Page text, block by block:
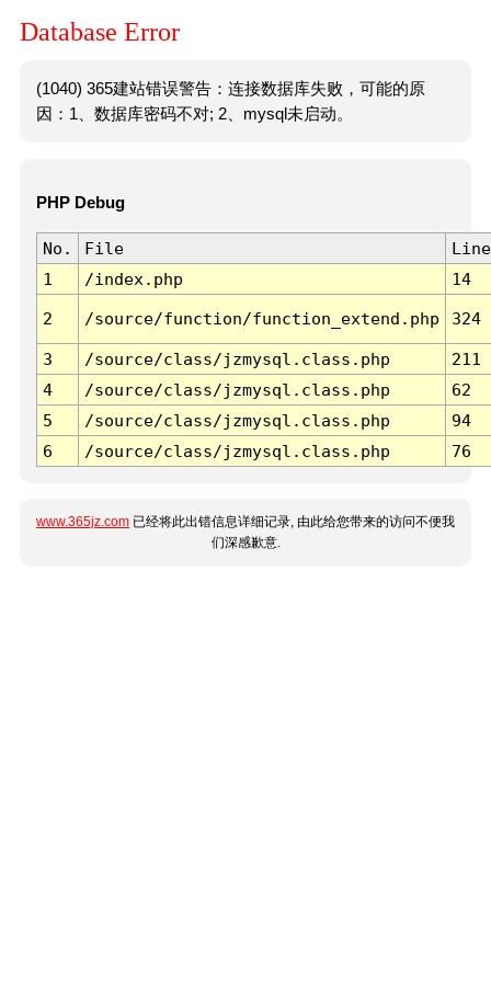
Database Error
(1040) 365建站错误警告：连接数据库失败，可能的原
因：1、数据库密码不对; 2、mysql未启动。
PHP Debug
No. File
Line
1
/index.php 14
2 /source/function/function_extend.php 324
3 /source/class/jzmysql.class.php
211
4
/source/class/jzmysql.class.php
62
5
/source/class/jzmysql.class.php
94
6
/source/class/jzmysql.class.php 76
www.365jz.com 已经将此出错信息详细记录, 由此给您带来的访问不便我
们深感歉意.